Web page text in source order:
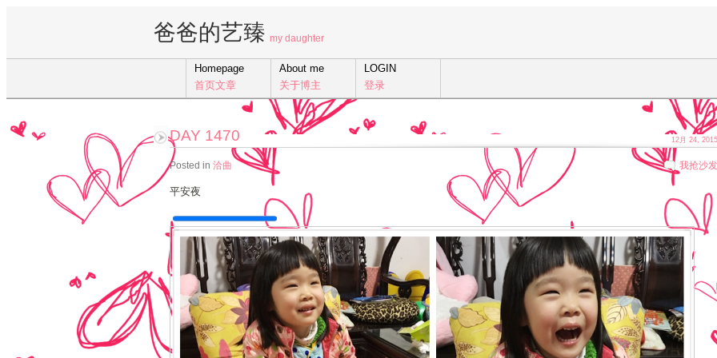
爸爸的艺臻 my daughter
Homepage
首页文章
About me
关于博主
LOGIN
登录
DAY 1470
Posted in 洽曲 我抢沙发
平安夜
12月 24, 2015